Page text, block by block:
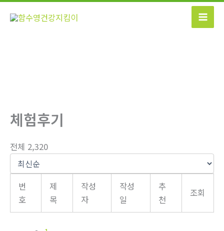
콘
체험후기
전체 2,320
번
호
제
목
작성
자
작성
일
추
천
조회